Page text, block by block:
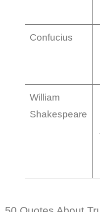
Confucius
William
Shakespeare